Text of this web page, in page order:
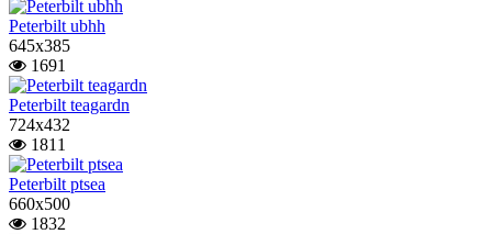
Peterbilt ubhh
645x385
1691
Peterbilt teagardn
724x432
1811
Peterbilt ptsea
660x500
1832